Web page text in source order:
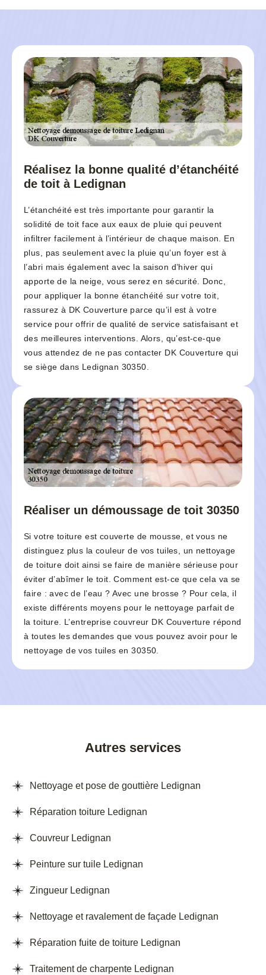
Réalisez la bonne qualité d’étanchéité
de toit à Ledignan
L’étanchéité est très importante pour garantir la
solidité de toit face aux eaux de pluie qui peuvent
infiltrer facilement à l’intérieur de chaque maison. En
plus, pas seulement avec la pluie qu’un foyer est à
l’abri mais également avec la saison d’hiver qui
apporte de la neige, vous serez en sécurité. Donc,
pour appliquer la bonne étanchéité sur votre toit,
rassurez à DK Couverture parce qu’il est à votre
service pour offrir de qualité de service satisfaisant et
des meilleures interventions. Alors, qu’est-ce-que
vous attendez de ne pas contacter DK Couverture qui
se siège dans Ledignan 30350.
Réaliser un démoussage de toit 30350
Si votre toiture est couverte de mousse, et vous ne
distinguez plus la couleur de vos tuiles, un nettoyage
de toiture doit ainsi se faire de manière sérieuse pour
éviter d’abîmer le toit. Comment est-ce que cela va se
faire : avec de l’eau ? Avec une brosse ? Pour cela, il
existe différents moyens pour le nettoyage parfait de
la toiture. L’entreprise couvreur DK Couverture répond
à toutes les demandes que vous pouvez avoir pour le
nettoyage de vos tuiles en 30350.
Autres services
Nettoyage et pose de gouttière Ledignan
Réparation toiture Ledignan
Couvreur Ledignan
Peinture sur tuile Ledignan
Zingueur Ledignan
Nettoyage et ravalement de façade Ledignan
Réparation fuite de toiture Ledignan
Traitement de charpente Ledignan